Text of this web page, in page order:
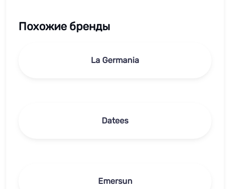
Похожие бренды
La Germania
Datees
Emersun